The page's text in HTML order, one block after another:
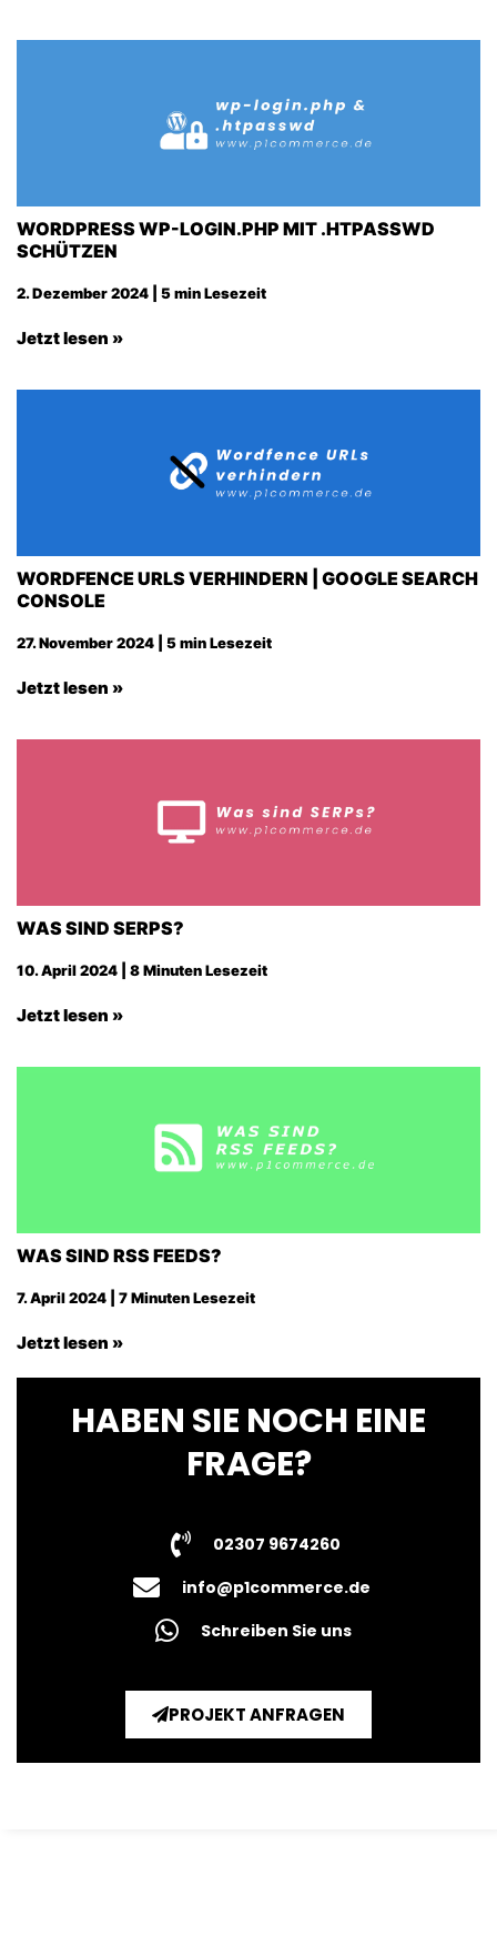
WORDPRESS WP-LOGIN.PHP MIT .HTPASSWD
SCHÜTZEN
2. Dezember 2024 | 5 min Lesezeit
Jetzt lesen »
WORDFENCE URLS VERHINDERN | GOOGLE SEARCH
CONSOLE
27. November 2024 | 5 min Lesezeit
Jetzt lesen »
WAS SIND SERPS?
10. April 2024 | 8 Minuten Lesezeit
Jetzt lesen »
WAS SIND RSS FEEDS?
7. April 2024 | 7 Minuten Lesezeit
Jetzt lesen »
HABEN SIE NOCH EINE
FRAGE?
02307 9674260
info@p1commerce.de
Schreiben Sie uns
PROJEKT ANFRAGEN